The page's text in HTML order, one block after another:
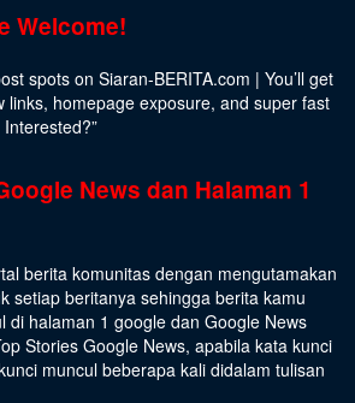
Welcome!
spots on Siaran-BERITA.com | You’ll get
links, homepage exposure, and super fast
Interested?”
News dan Halaman 1
berita komunitas dengan mengutamakan
setiap beritanya sehingga berita kamu
di halaman 1 google dan Google News
Stories Google News, apabila kata kunci
muncul beberapa kali didalam tulisan